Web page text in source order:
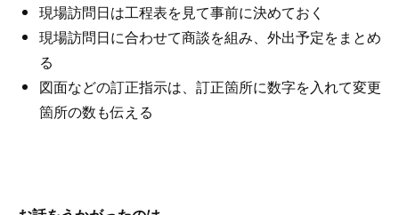
現場訪問日は工程表を見て事前に決めておく
現場訪問日に合わせて商談を組み、外出予定をまとめ
る
図面などの訂正指示は、訂正箇所に数字を入れて変更
箇所の数も伝える